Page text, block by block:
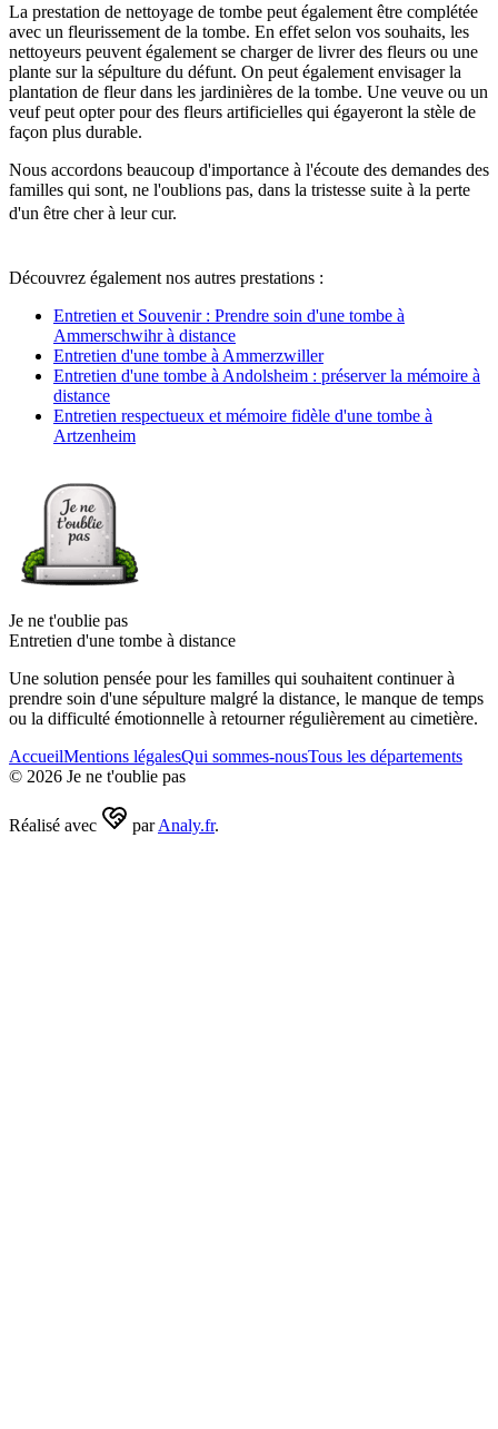
La prestation de nettoyage de tombe peut également être complétée
avec un fleurissement de la tombe. En effet selon vos souhaits, les
nettoyeurs peuvent également se charger de livrer des fleurs ou une
plante sur la sépulture du défunt. On peut également envisager la
plantation de fleur dans les jardinières de la tombe. Une veuve ou un
veuf peut opter pour des fleurs artificielles qui égayeront la stèle de
façon plus durable.
Nous accordons beaucoup d'importance à l'écoute des demandes des
familles qui sont, ne l'oublions pas, dans la tristesse suite à la perte
d'un être cher à leur cur.
Découvrez également nos autres prestations :
Entretien et Souvenir : Prendre soin d'une tombe à
Ammerschwihr à distance
Entretien d'une tombe à Ammerzwiller
Entretien d'une tombe à Andolsheim : préserver la mémoire à
distance
Entretien respectueux et mémoire fidèle d'une tombe à
Artzenheim
Je ne t'oublie pas
Entretien d'une tombe à distance
Une solution pensée pour les familles qui souhaitent continuer à
prendre soin d'une sépulture malgré la distance, le manque de temps
ou la difficulté émotionnelle à retourner régulièrement au cimetière.
AccueilMentions légalesQui sommes-nousTous les départements
© 2026 Je ne t'oublie pas
Réalisé avec par Analy.fr.